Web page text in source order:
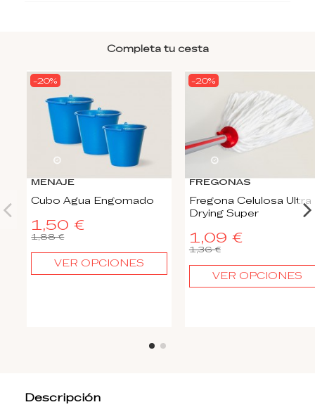
Completa tu cesta
-20%
08:15
19
MENAJE
Cubo Agua Engomado
1,50 €
1,88 €
VER OPCIONES
-20%
FREGONAS
Fregona Celulosa Ultra
Drying Super
1,09 €
1,36 €
VER OPCIONES
Descripción